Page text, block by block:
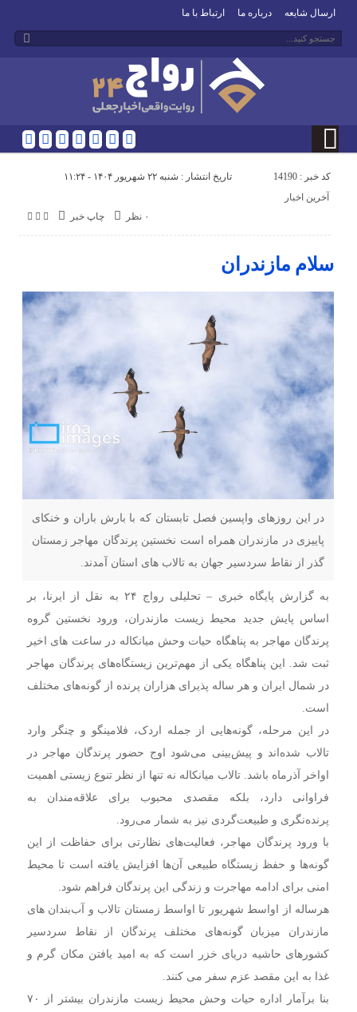
ارسال شایعه درباره ما ارتباط با ما
کد خبر : 14190 تاریخ انتشار : شنبه ۲۲ شهریور ۱۴۰۴ - ۱۱:۲۴
چاپ خبر ۰ نظر
آخرین اخبار
سلام مازندران
در این روزهای واپسین فصل تابستان که با بارش باران و خنکای
پاییزی در مازندران همراه است نخستین پرندگان مهاجر زمستان
گذر از نقاط سردسیر جهان به تالاب های استان آمدند.
به گزارش پایگاه خبری – تحلیلی رواج ۲۴ به نقل از ایرنا، بر
اساس پایش جدید محیط زیست مازندران، ورود نخستین گروه
پرندگان مهاجر به پناهگاه حیات وحش میانکاله در ساعت های اخیر
ثبت شد. این پناهگاه یکی از مهم‌ترین زیستگاه‌های پرندگان مهاجر
در شمال ایران و هر ساله پذیرای هزاران پرنده از گونه‌های مختلف
است.
در این مرحله، گونه‌هایی از جمله اردک، فلامینگو و چنگر وارد
تالاب شده‌اند و پیش‌بینی می‌شود اوج حضور پرندگان مهاجر در
اواخر آذرماه باشد. تالاب میانکاله نه تنها از نظر تنوع زیستی اهمیت
فراوانی دارد، بلکه مقصدی محبوب برای علاقه‌مندان به
پرنده‌نگری و طبیعت‌گردی نیز به شمار می‌رود.
با ورود پرندگان مهاجر، فعالیت‌های نظارتی برای حفاظت از این
گونه‌ها و حفظ زیستگاه طبیعی آن‌ها افزایش یافته است تا محیط
امنی برای ادامه مهاجرت و زندگی این پرندگان فراهم شود.
هرساله از اواسط شهریور تا اواسط زمستان تالاب و آب‌بندان های
مازندران میزبان گونه‌های مختلف پرندگان‌ از نقاط سردسیر
کشورهای حاشیه دریای خزر است که به امید یافتن مکان گرم و
غذا به این مقصد عزم سفر می کنند.
بنا برآمار اداره حیات وحش محیط زیست مازندران بیشتر از ۷۰